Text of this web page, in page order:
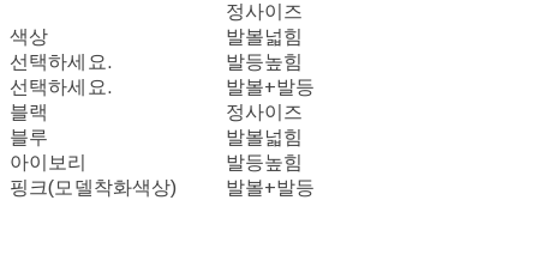
색상
선택하세요.
선택하세요.
블랙
블루
아이보리
핑크(모델착화색상)
정사이즈
발볼넓힘
발등높힘
발볼+발등
정사이즈
발볼넓힘
발등높힘
발볼+발등